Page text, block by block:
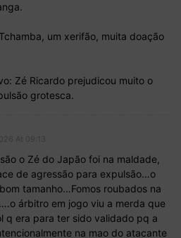
um xerifão, muita doação
Zé Ricardo prejudicou muito o
grotesca.
o Zé do Japão foi na maldade,
de agressão para expulsão…o
tamanho…Fomos roubados na
árbitro em jogo viu a merda que
q era para ter sido validado pq a
na mao do atacante